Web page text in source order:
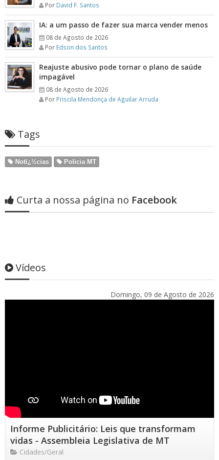
Por David F. Santos
IA: a um passo de fazer sua marca vender menos
08 de Agosto de 2026
Por Edson dos Santos
Reajuste abusivo pode tornar o plano de saúde
impagável
08 de Agosto de 2026
Por Priscila Mendonça de Aguilar Arruda
Tags
Notï¿½cias Policia MT
Curta a nossa página no Facebook
Vídeos
Domingo, 09 de Agosto de 2026
Informe Publicitário: Leis que transformam
vidas - Assembleia Legislativa de MT
Cidades/Geral